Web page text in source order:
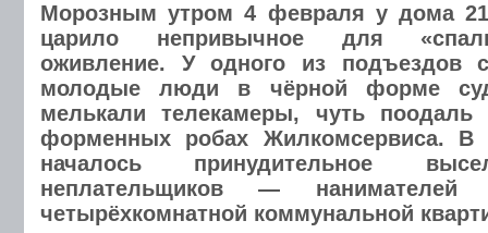
Морозным утром 4 февраля у дома
царило непривычное для
оживление. У одного из подъездов
молодые люди в чёрной форме
мелькали телекамеры, чуть поодаль
форменных робах Жилкомсервиса. В
началось принудительное
неплательщиков —
четырёхкомнатной коммунальной